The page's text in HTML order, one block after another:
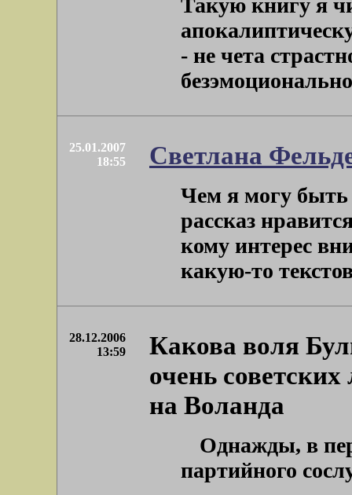
Такую книгу я
- не чета
25.01.2007
18:55
Светлана
Чем я могу быть
рассказ
кому интерес
какую-то
28.12.2006
13:59
Какова воля
очень
на Воланда
Однажды, в
партийного